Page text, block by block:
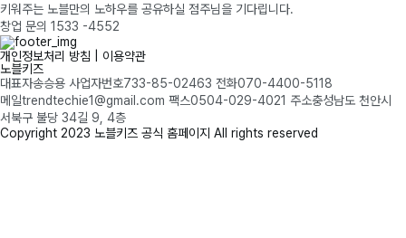
키워주는 노블만의 노하우를 공유하실 점주님을 기다립니다.
창업 문의 1533 -4552
개인정보처리 방침
이용약관
노블키즈
대표자송승용 사업자번호733-85-02463 전화070-4400-5118
메일trendtechie1@gmail.com 팩스0504-029-4021 주소충성남도 천안시
서북구 불당 34길 9, 4층
Copyright 2023 노블키즈 공식 홈페이지 All rights reserved